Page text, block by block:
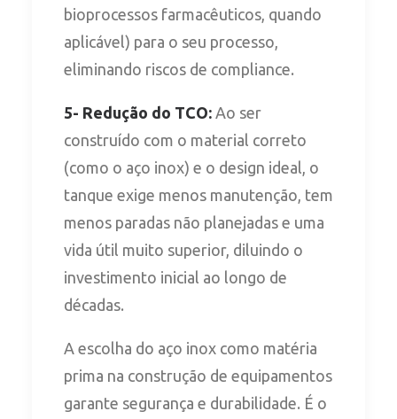
bioprocessos farmacêuticos, quando
aplicável) para o seu processo,
eliminando riscos de compliance.
5- Redução do TCO: Ao ser
construído com o material correto
(como o aço inox) e o design ideal, o
tanque exige menos manutenção, tem
menos paradas não planejadas e uma
vida útil muito superior, diluindo o
investimento inicial ao longo de
décadas.
A escolha do aço inox como matéria
prima na construção de equipamentos
garante segurança e durabilidade. É o